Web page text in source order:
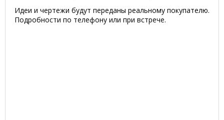
Идеи и чертежи будут переданы реальному покупателю.
Подробности по телефону или при встрече.